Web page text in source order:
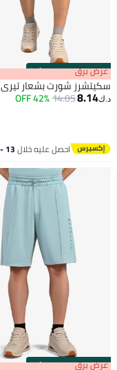
00m:00s
·
100% Left عرض برق
سكيتشرز شورت بشعار تيري
د.ك‏8.14
14.05
42% OFF
احصل عليه خلال
00m:00s
·
100% Left عرض برق